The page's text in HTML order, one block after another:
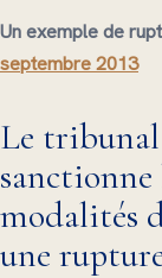
Un exemple de
septembre 2013
Le tribunal
modalités
une